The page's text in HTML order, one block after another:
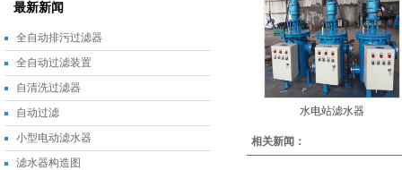
最新新闻
全自动排污过滤器
全自动过滤装置
自清洗过滤器
自动过滤
小型电动滤水器
滤水器构造图
水电站滤水器
相关新闻：